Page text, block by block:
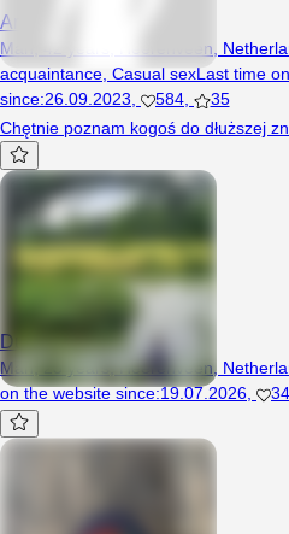
Arturopel
Man, 42 years, Heerenveen,
acquaintance, Casual sexLast time
since:26.09.2023, 584,
35
Chętnie poznam kogoś do dłuższej
Dudi234
Man, 23 years, Heerenveen,
on the website since:19.07.2026 34